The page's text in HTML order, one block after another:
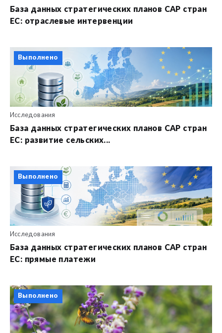
База данных стратегических планов CAP стран
ЕС: отраслевые интервенции
Выполнено
Исследования
База данных стратегических планов CAP стран
ЕС: развитие сельских...
Выполнено
Исследования
База данных стратегических планов CAP стран
ЕС: прямые платежи
Выполнено